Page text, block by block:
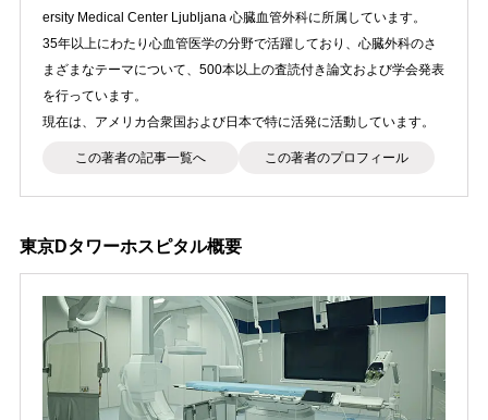
ersity Medical Center Ljubljana 心臓血管外科に所属しています。
35年以上にわたり心血管医学の分野で活躍しており、心臓外科のさ
まざまなテーマについて、500本以上の査読付き論文および学会発表
を行っています。
現在は、アメリカ合衆国および日本で特に活発に活動しています。
この著者の記事一覧へ この著者のプロフィール
東京Dタワーホスピタル概要